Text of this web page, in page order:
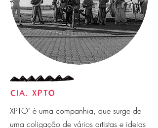
CIA. XPTO
XPTO" é uma companhia, que surge de
uma coligação de vários artistas e ideias